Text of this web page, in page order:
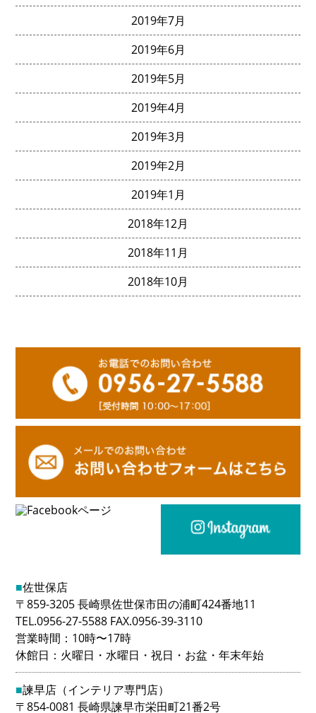
2019年7月
2019年6月
2019年5月
2019年4月
2019年3月
2019年2月
2019年1月
2018年12月
2018年11月
2018年10月
■佐世保店
〒859-3205 長崎県佐世保市田の浦町424番地11
TEL.0956-27-5588 FAX.0956-39-3110
営業時間：10時〜17時
休館日：火曜日・水曜日・祝日・お盆・年末年始
■諫早店（インテリア専門店）
〒854-0081 長崎県諫早市栄田町21番2号